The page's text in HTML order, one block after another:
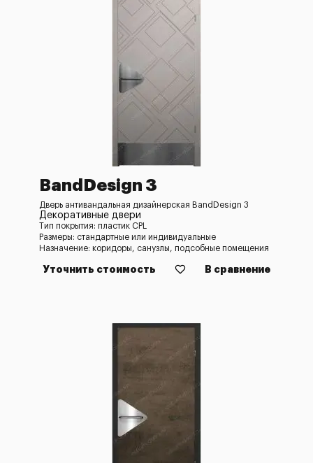
BandDesign 3
Дверь антивандальная дизайнерская BandDesign 3
Декоративные двери
Тип покрытия: пластик CPL
Размеры: стандартные или индивидуальные
Назначение: коридоры, санузлы, подсобные помещения
Уточнить стоимость В сравнение